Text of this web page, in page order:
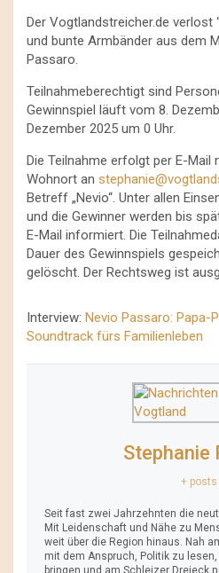
Der Vogtlandstreicher.de verlost
und bunte Armbänder aus dem
Passaro.
Teilnahmeberechtigt sind
Gewinnspiel läuft vom 8.
Dezember 2025 um 0 Uhr.
Die Teilnahme erfolgt per E-Mail
Wohnort an
Betreff „Nevio“. Unter allen
und die Gewinner werden bis
E-Mail informiert. Die
Dauer des Gewinnspiels
gelöscht. Der Rechtsweg ist
Interview: Nevio Passaro: Papa-
Soundtrack fürs Familienleben
Stephanie
+ posts
Seit fast zwei Jahrzehnten die
Mit Leidenschaft und Nähe zu
weit über die Region hinaus. Nah
mit dem Anspruch, Politik zu
bringen und am Schleizer Dreieck